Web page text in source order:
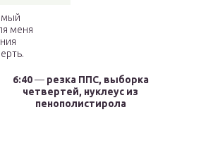
меня
6:40— резка ППС, выборка
четвертей, нуклеус из
пенополистирола